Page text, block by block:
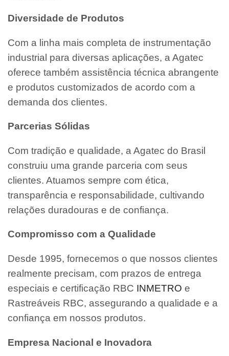
Diversidade de Produtos
Com a linha mais completa de instrumentação
industrial para diversas aplicações, a Agatec
oferece também assistência técnica abrangente
e produtos customizados de acordo com a
demanda dos clientes.
Parcerias Sólidas
Com tradição e qualidade, a Agatec do Brasil
construiu uma grande parceria com seus
clientes. Atuamos sempre com ética,
transparência e responsabilidade, cultivando
relações duradouras e de confiança.
Compromisso com a Qualidade
Desde 1995, fornecemos o que nossos clientes
realmente precisam, com prazos de entrega
especiais e certificação RBC INMETRO e
Rastreáveis RBC, assegurando a qualidade e a
confiança em nossos produtos.
Empresa Nacional e Inovadora